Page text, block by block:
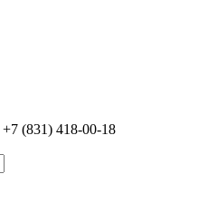
+7 (831) 418-00-18